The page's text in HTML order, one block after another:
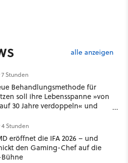
alle anzeigen
7 Stunden
Behandlungsmethode für
soll ihre Lebensspanne »von
30 Jahre verdoppeln« und
damit auseinander
4 Stunden
eröffnet die IFA 2026 – und
den Gaming-Chef auf die